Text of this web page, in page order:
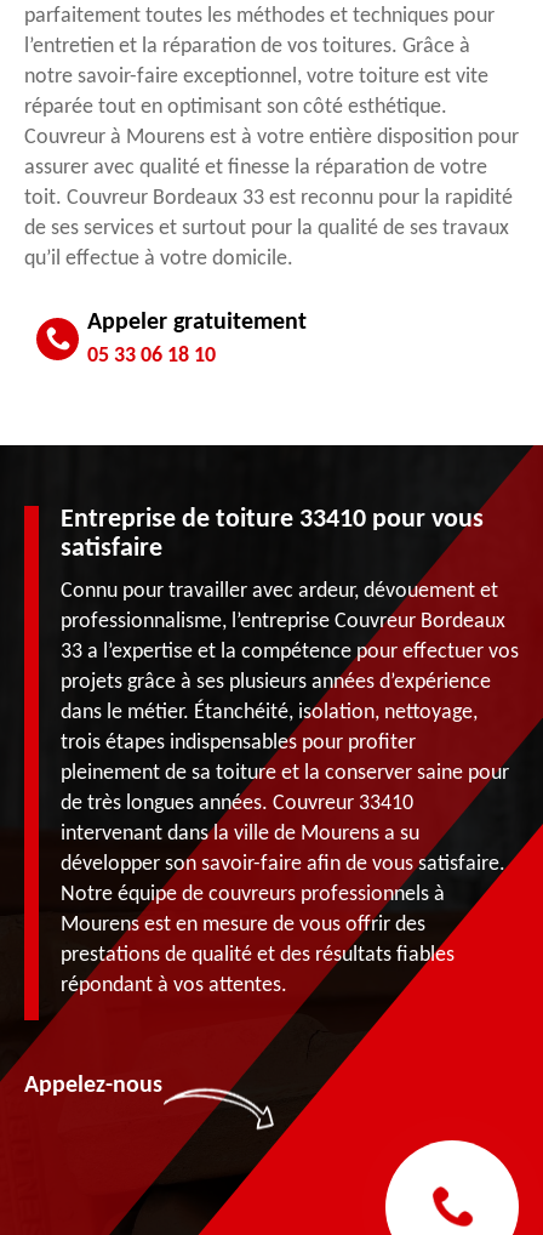
parfaitement toutes les méthodes et techniques pour
l’entretien et la réparation de vos toitures. Grâce à
notre savoir-faire exceptionnel, votre toiture est vite
réparée tout en optimisant son côté esthétique.
Couvreur à Mourens est à votre entière disposition pour
assurer avec qualité et finesse la réparation de votre
toit. Couvreur Bordeaux 33 est reconnu pour la rapidité
de ses services et surtout pour la qualité de ses travaux
qu’il effectue à votre domicile.
Appeler gratuitement
05 33 06 18 10
Entreprise de toiture 33410 pour vous
satisfaire
Connu pour travailler avec ardeur, dévouement et
professionnalisme, l’entreprise Couvreur Bordeaux
33 a l’expertise et la compétence pour effectuer vos
projets grâce à ses plusieurs années d’expérience
dans le métier. Étanchéité, isolation, nettoyage,
trois étapes indispensables pour profiter
pleinement de sa toiture et la conserver saine pour
de très longues années. Couvreur 33410
intervenant dans la ville de Mourens a su
développer son savoir-faire afin de vous satisfaire.
Notre équipe de couvreurs professionnels à
Mourens est en mesure de vous offrir des
prestations de qualité et des résultats fiables
répondant à vos attentes.
Appelez-nous